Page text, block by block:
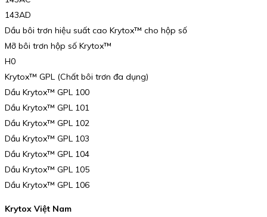
143AD
Dầu bôi trơn hiệu suất cao Krytox™ cho hộp số
Mỡ bôi trơn hộp số Krytox™
H0
Krytox™ GPL (Chất bôi trơn đa dụng)
Dầu Krytox™ GPL 100
Dầu Krytox™ GPL 101
Dầu Krytox™ GPL 102
Dầu Krytox™ GPL 103
Dầu Krytox™ GPL 104
Dầu Krytox™ GPL 105
Dầu Krytox™ GPL 106
Krytox Việt Nam